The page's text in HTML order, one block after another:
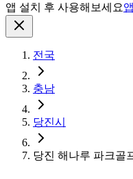
앱 설치 후 사용해보세요
전국
충남
당진시
당진 해나루 파크골